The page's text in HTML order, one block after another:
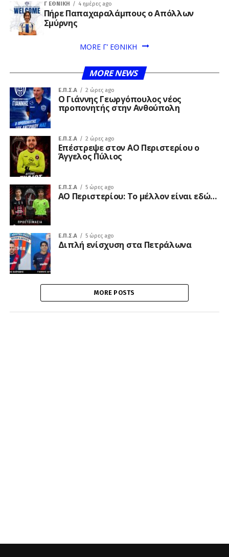
Γ ΕΘΝΙΚΉ 4 ημέρες ago
Πήρε Παπαχαραλάμπους ο Απόλλων
Σμύρνης
MORE Γ’ ΕΘΝΙΚΗ
MORE NEWS
Ε.Π.Σ.Α 2 ώρες ago
Ο Γιάννης Γεωργόπουλος νέος
προπονητής στην Ανθούπολη
Ε.Π.Σ.Α 2 ώρες ago
Επέστρεψε στον ΑΟ Περιστερίου ο
Άγγελος Πύλιος
Ε.Π.Σ.Α 5 ώρες ago
ΑΟ Περιστερίου: Το μέλλον είναι εδώ…
Ε.Π.Σ.Α 5 ώρες ago
Διπλή ενίσχυση στα Πετράλωνα
MORE POSTS